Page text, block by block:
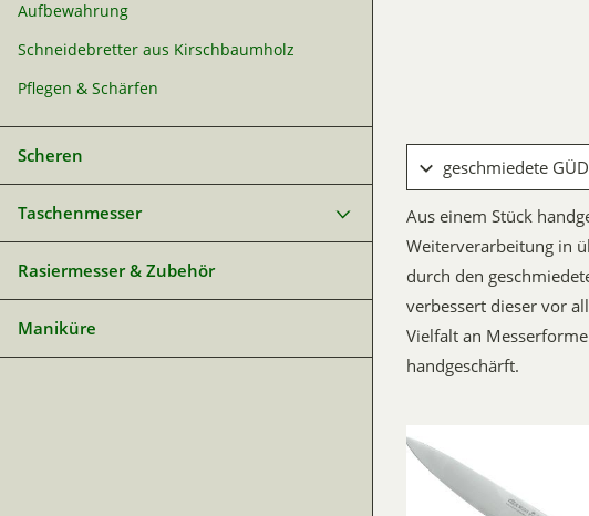
Aufbewahrung
Schneidebretter aus Kirschbaumholz
Pflegen & Schärfen
Scheren
Taschenmesser
Rasiermesser & Zubehör
Maniküre
geschmiedete
Aus einem Stück
Weiterverarbeitung in
durch den
verbessert dieser vor
Vielfalt an
handgeschärft.